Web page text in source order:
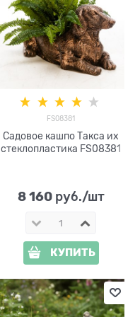
FS08381
Садовое кашпо Такса их
стеклопластика FS08381
8 160 руб./шт
КУПИТЬ